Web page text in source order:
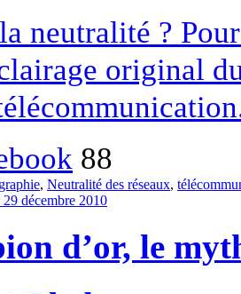
neutralité ?
original
88
, Neutralité des réseaux,
29 décembre 2010
d’or, le